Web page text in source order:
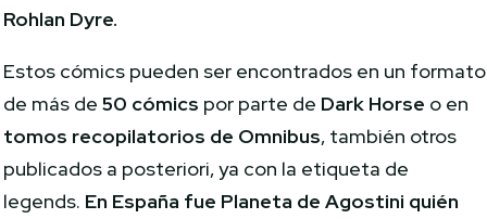
Rohlan Dyre.
Estos cómics pueden ser encontrados en un formato
de más de50 cómics por parte de Dark Horse o en
tomos recopilatorios de Omnibus, también otros
publicados a posteriori, ya con la etiqueta de
legends. En España fue Planeta de Agostini quién